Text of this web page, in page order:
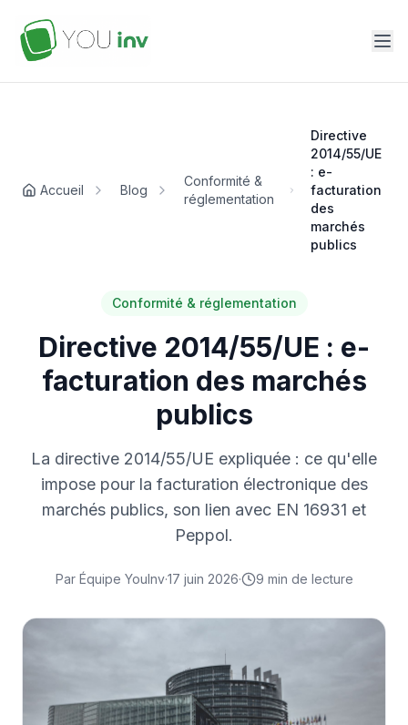
Accueil Blog
Conformité &
réglementation
Directive
2014/55/UE
: e-
facturation
des
marchés
publics
Conformité & réglementation
Directive 2014/55/UE : e-
facturation des marchés
publics
La directive 2014/55/UE expliquée : ce qu'elle
impose pour la facturation électronique des
marchés publics, son lien avec EN 16931 et
Peppol.
Par Équipe YouInv·17 juin 2026· 9 min de lecture